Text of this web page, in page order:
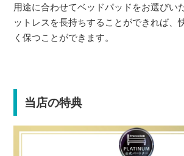
用途に合わせてベッドパッドをお選びい
ットレスを長持ちすることができれば、
く保つことができます。
当店の特典